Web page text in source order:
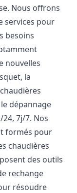
Nous offrons
services pour
besoins
nouvelles
la
dépannage
7j/7. Nos
formés pour
chaudières
des outils
rechange
résoudre